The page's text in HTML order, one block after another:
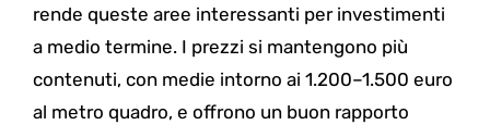
rende queste aree interessanti per investimenti
a medio termine. I prezzi si mantengono più
contenuti, con medie intorno ai 1.200–1.500 euro
al metro quadro, e offrono un buon rapporto